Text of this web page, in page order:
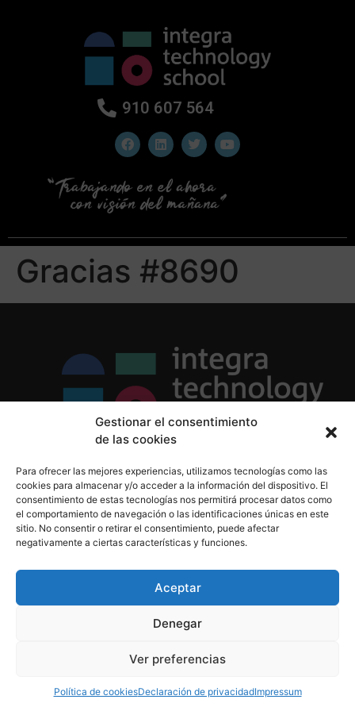
Gestionar el consentimiento
de las cookies
Para ofrecer las mejores experiencias, utilizamos tecnologías como las
cookies para almacenar y/o acceder a la información del dispositivo. El
consentimiento de estas tecnologías nos permitirá procesar datos como
el comportamiento de navegación o las identificaciones únicas en este
sitio. No consentir o retirar el consentimiento, puede afectar
negativamente a ciertas características y funciones.
Aceptar
Denegar
Ver preferencias
Política de cookiesDeclaración de privacidadImpressum
910 607 564
Gracias #8690
Política de Cookies
Aviso Legal
910 607 564
derechos reservados